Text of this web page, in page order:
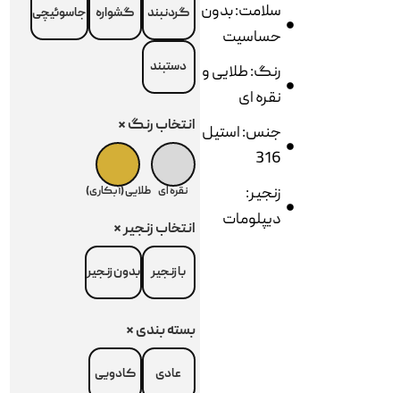
سلامت: بدون
حساسیت
رنگ: طلایی و
نقره ای
جنس: استیل
316
زنجیر:
دیپلومات
گردنبند گشواره جاسوئیچی
دستبند
انتخاب رنگ*
نقره ای طلایی (آبکاری)
انتخاب زنجیر*
با زنجیر بدون زنجیر
بسته بندی*
عادی کادویی